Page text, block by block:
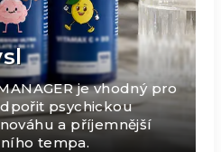
MANAGER je vhodný pro
psychickou
a příjemnější
tempa.